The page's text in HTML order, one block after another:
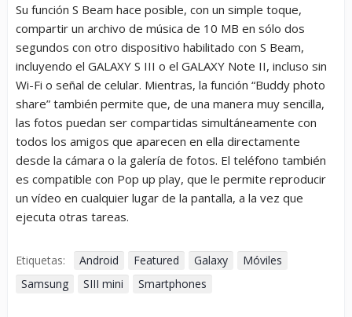
Su función S Beam hace posible, con un simple toque,
compartir un archivo de música de 10 MB en sólo dos
segundos con otro dispositivo habilitado con S Beam,
incluyendo el GALAXY S III o el GALAXY Note II, incluso sin
Wi-Fi o señal de celular. Mientras, la función “Buddy photo
share” también permite que, de una manera muy sencilla,
las fotos puedan ser compartidas simultáneamente con
todos los amigos que aparecen en ella directamente
desde la cámara o la galería de fotos. El teléfono también
es compatible con Pop up play, que le permite reproducir
un vídeo en cualquier lugar de la pantalla, a la vez que
ejecuta otras tareas.
Etiquetas: Android Featured Galaxy
Móviles
Samsung
SIII mini Smartphones